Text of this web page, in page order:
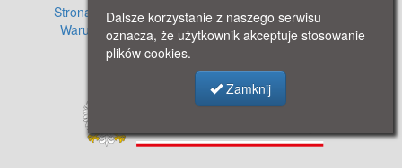
Strona główna · Informacje o projekcie · Cennik
Warunki używania zasobów
· Kontakt ·
Regulamin
serwisu
· Polityka prywatności
Dalsze korzystanie z naszego serwisu
oznacza, że użytkownik akceptuje stosowanie
plików cookies.
Zamknij